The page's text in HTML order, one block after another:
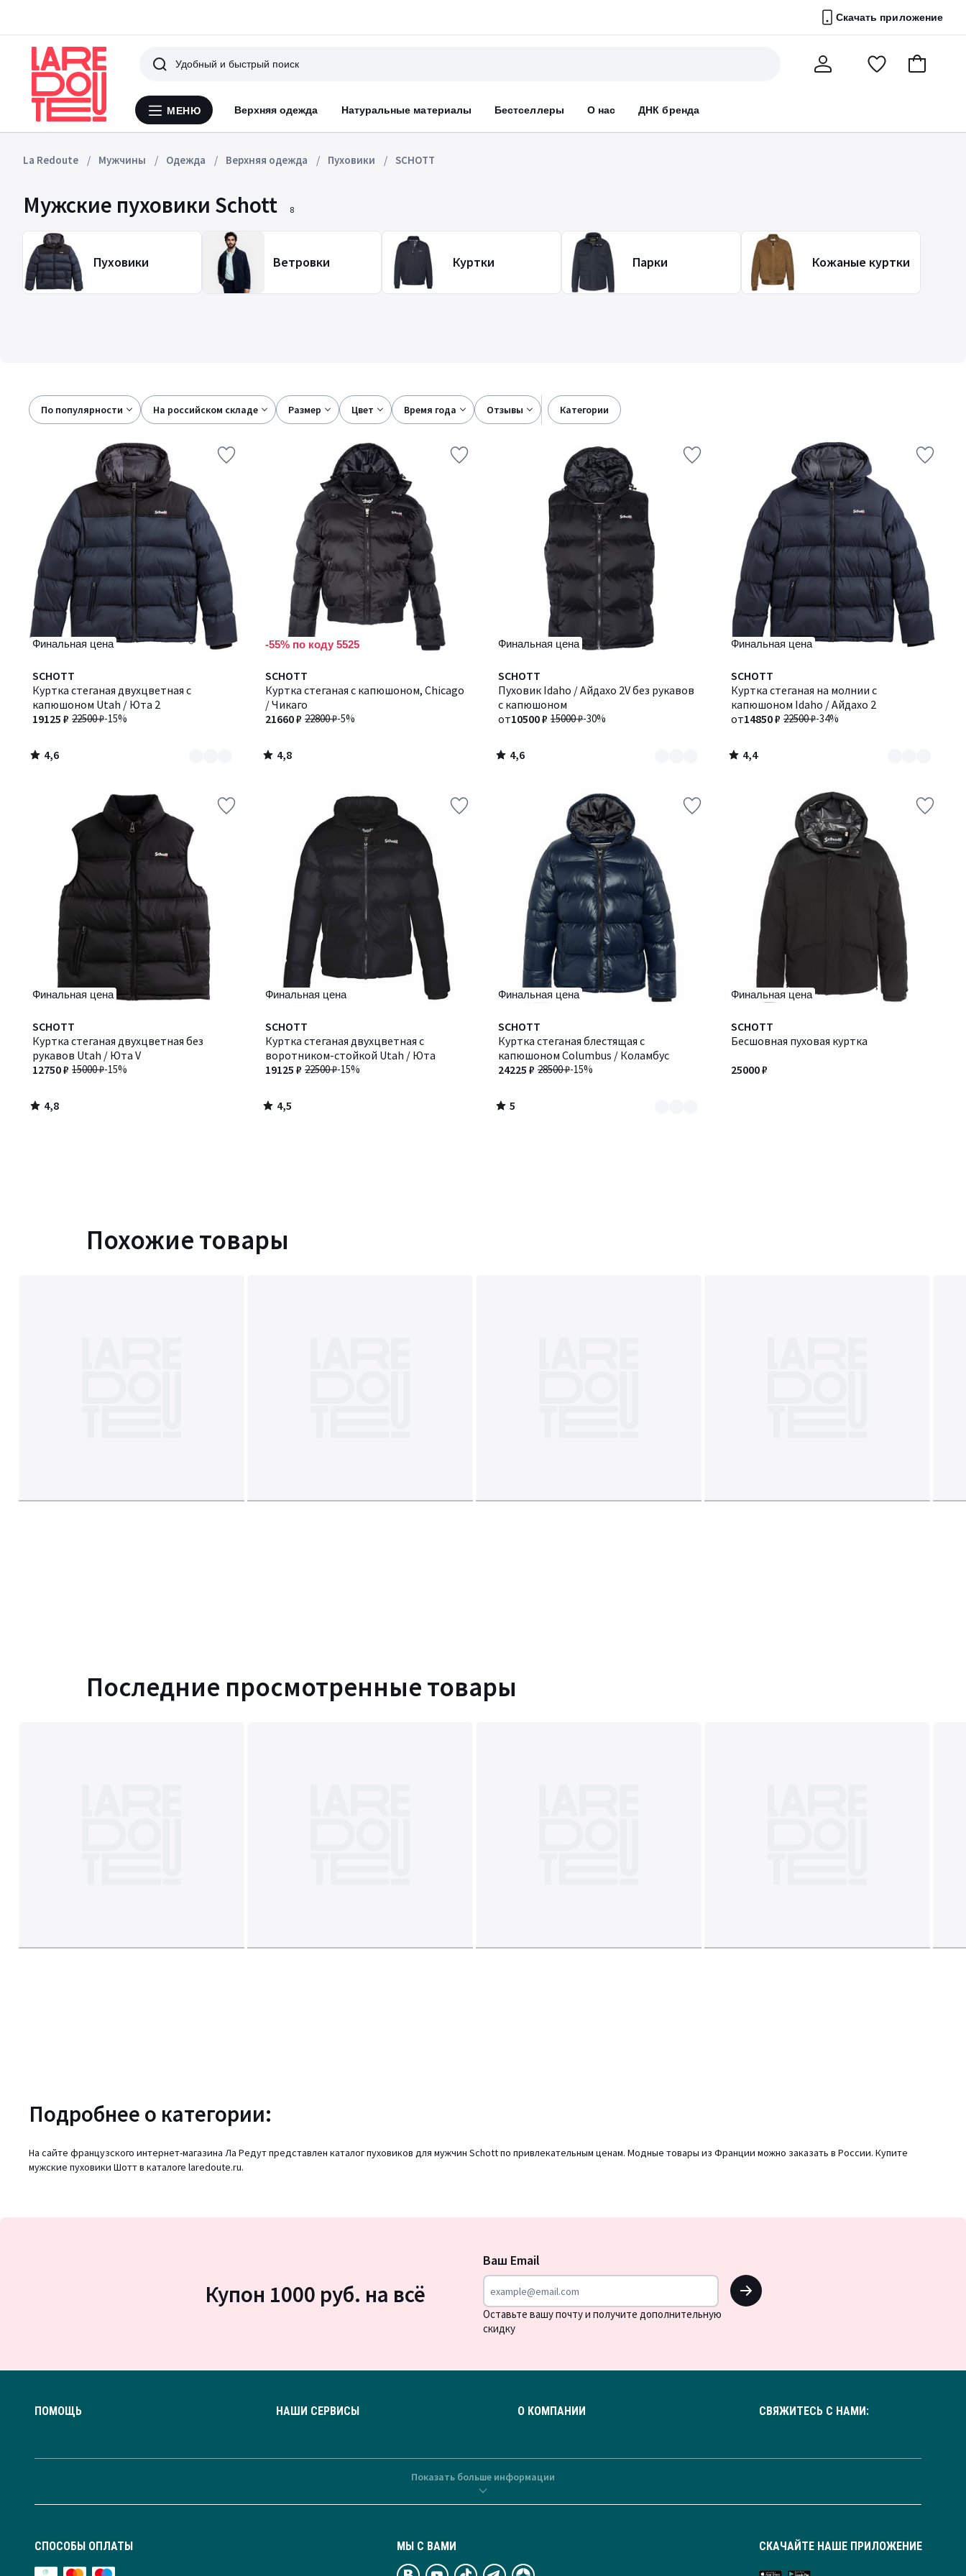
Скачать приложение
Меню
МЕНЮ Верхняя одежда Натуральные материалы Бестселлеры О нас ДНК бренда
Поиск
ПерейтиВ
La Redoute Мужчины Одежда Верхняя одежда Пуховики SCHOTT
Мужские пуховики Schott 8
Пуховики Ветровки Куртки Парки Кожаные куртки
По популярности на российском складе размер цвет время года отзывы категории
Финальная цена
SCHOTT
Куртка стеганая двухцветная с
капюшоном Utah / Юта 2
22500 ₽-15%
19125 ₽
4,6
/ 5
Количество
цветов:
4
4,6
/
-55% по коду 5525
SCHOTT
Куртка стеганая с капюшоном, Chicago
/ Чикаго
22800 ₽-5%
21660 ₽
4,8
/ 5
4,8
/
Финальная цена
SCHOTT
Пуховик Idaho / Айдахо 2V без рукавов
с капюшоном
15000 ₽-30%
от10500 ₽
4,6
/ 5
Количество
цветов:
2
4,6
/
Финальная цена
SCHOTT
Куртка стеганая на молнии с
капюшоном Idaho / Айдахо 2
22500 ₽-34%
от14850 ₽
4,4
/ 5
Количество
цветов:
2
4,4
/
Финальная цена
SCHOTT
Куртка стеганая двухцветная без
рукавов Utah / Юта V
15000 ₽-15%
12750 ₽
4,8
/ 5
4,8
/
Финальная цена
SCHOTT
Куртка стеганая двухцветная с
воротником-стойкой Utah / Юта
22500 ₽-15%
19125 ₽
4,5
/ 5
4,5
/
Финальная цена
SCHOTT
Куртка стеганая блестящая с
капюшоном Columbus / Коламбус
28500 ₽-15%
24225 ₽
5
/
5
Количество
цветов:
2
5
/
Финальная цена
SCHOTT
Бесшовная пуховая куртка
25000 ₽
Похожие товары
Последние просмотренные товары
Подробнее о категории:
На сайте французского интернет-магазина Ла Редут представлен каталог пуховиков для мужчин Schott по привлекательным ценам. Модные товары из Франции можно заказать в России. Купите
мужские пуховики Шотт в каталоге laredoute.ru.
новости
Купон 1000 руб. на всё
Ваш Email
OK
Оставьте вашу почту и получите дополнительную
скидку
ПОМОЩЬ НАШИ СЕРВИСЫ О КОМПАНИИ СВЯЖИТЕСЬ С НАМИ:
Показать больше информации
СПОСОБЫ ОПЛАТЫ МЫ С ВАМИ СКАЧАЙТЕ НАШЕ ПРИЛОЖЕНИЕ